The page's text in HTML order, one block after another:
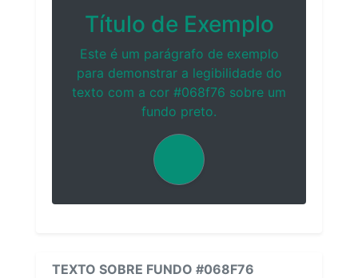
Título de Exemplo
Este é um parágrafo de exemplo
para demonstrar a legibilidade do
texto com a cor #068f76 sobre um
fundo preto.
TEXTO SOBRE FUNDO #068F76